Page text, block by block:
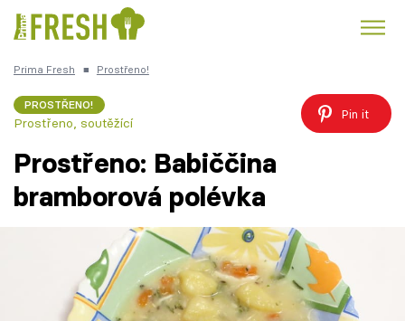
Česká kuchyně
Recepty
Prima Fresh ■ Prostřeno!
PROSTŘENO!
Prostřeno, soutěžící
Pin it
Prostřeno: Babiččina
bramborová polévka